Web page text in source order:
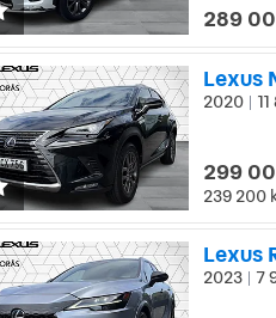
289
Lexus
2020
299
239 200
Lexus
2023 7